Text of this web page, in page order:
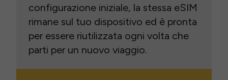
configurazione iniziale, la stessa eSIM
rimane sul tuo dispositivo ed è pronta
per essere riutilizzata ogni volta che
parti per un nuovo viaggio.